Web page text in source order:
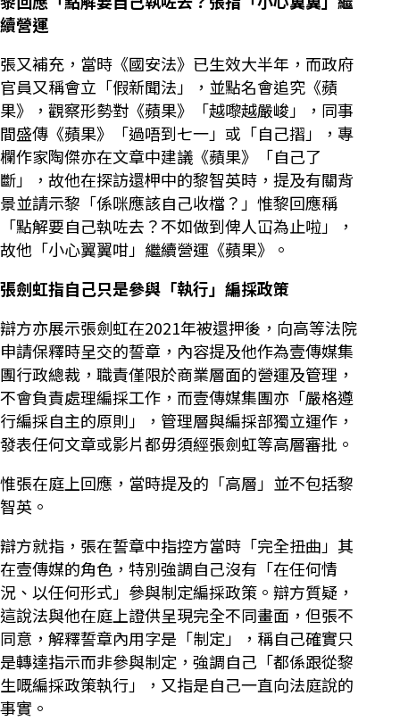
續營運
張又補充，當時《國安法》已生效大半年，而政府
官員又稱會立「假新聞法」，並點名會追究《蘋
果》，觀察形勢對《蘋果》「越嚟越嚴峻」，同事
間盛傳《蘋果》「過唔到七一」或「自己摺」，專
欄作家陶傑亦在文章中建議《蘋果》「自己了
斷」，故他在探訪還柙中的黎智英時，提及有關背
景並請示黎「係咪應該自己收檔？」惟黎回應稱
「點解要自己執咗去？不如做到俾人冚為止啦」，
故他「小心翼翼咁」繼續營運《蘋果》。
張劍虹指自己只是參與「執行」編採政策
辯方亦展示張劍虹在2021年被還押後，向高等法院
申請保釋時呈交的誓章，內容提及他作為壹傳媒集
團行政總裁，職責僅限於商業層面的營運及管理，
不會負責處理編採工作，而壹傳媒集團亦「嚴格遵
行編採自主的原則」，管理層與編採部獨立運作，
發表任何文章或影片都毋須經張劍虹等高層審批。
惟張在庭上回應，當時提及的「高層」並不包括黎
智英。
辯方就指，張在誓章中指控方當時「完全扭曲」其
在壹傳媒的角色，特別強調自己沒有「在任何情
況、以任何形式」參與制定編採政策。辯方質疑，
這說法與他在庭上證供呈現完全不同畫面，但張不
同意，解釋誓章內用字是「制定」，稱自己確實只
是轉達指示而非參與制定，強調自己「都係跟從黎
生嘅編採政策執行」，又指是自己一直向法庭說的
事實。